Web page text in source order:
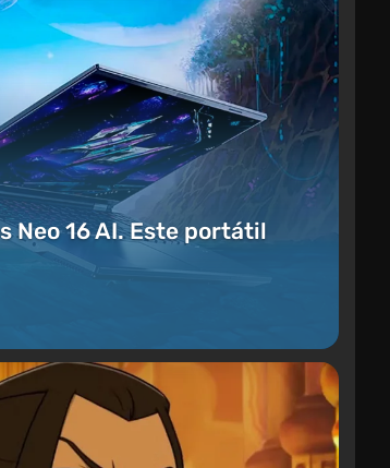
Neo 16 AI. Este portátil